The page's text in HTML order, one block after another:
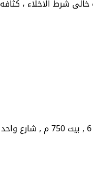
، مساحته 4000 متر مربع ، موقع 3